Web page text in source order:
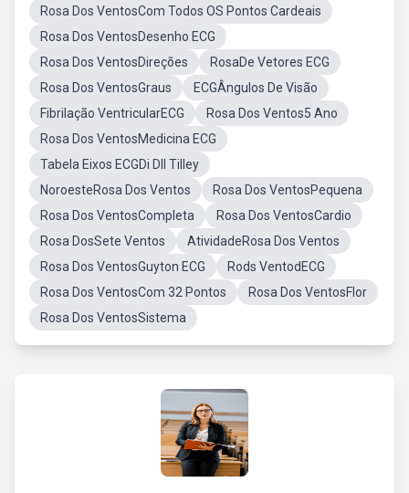
Rosa Dos VentosCom Todos OS Pontos Cardeais
Rosa Dos VentosDesenho ECG
Rosa Dos VentosDireções
RosaDe Vetores ECG
Rosa Dos VentosGraus
ECGÂngulos De Visão
Fibrilação VentricularECG
Rosa Dos Ventos5 Ano
Rosa Dos VentosMedicina ECG
Tabela Eixos ECGDi DII Tilley
NoroesteRosa Dos Ventos
Rosa Dos VentosPequena
Rosa Dos VentosCompleta
Rosa Dos VentosCardio
Rosa DosSete Ventos
AtividadeRosa Dos Ventos
Rosa Dos VentosGuyton ECG
Rods VentodECG
Rosa Dos VentosCom 32 Pontos
Rosa Dos VentosFlor
Rosa Dos VentosSistema